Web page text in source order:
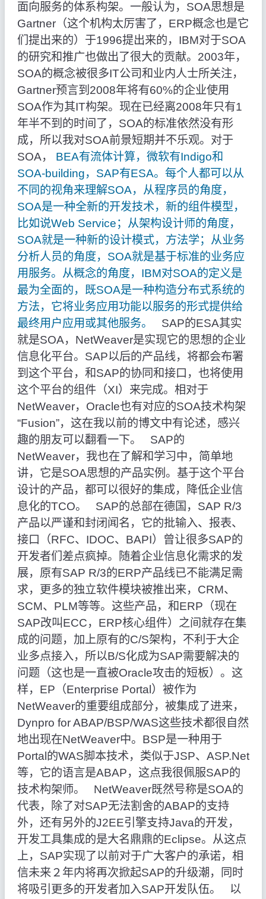
面向服务的体系构架。一般认为，SOA思想是
Gartner（这个机构太厉害了，ERP概念也是它
们提出来的）于1996提出来的，IBM对于SOA
的研究和推广也做出了很大的贡献。2003年，
SOA的概念被很多IT公司和业内人士所关注，
Gartner预言到2008年将有60%的企业使用
SOA作为其IT构架。现在已经离2008年只有1
年半不到的时间了，SOA的标准依然没有形
成，所以我对SOA前景短期并不乐观。对于
SOA， BEA有流体计算，微软有Indigo和
SOA-building，SAP有ESA。每个人都可以从
不同的视角来理解SOA，从程序员的角度，
SOA是一种全新的开发技术，新的组件模型，
比如说Web Service；从架构设计师的角度，
SOA就是一种新的设计模式，方法学；从业务
分析人员的角度，SOA就是基于标准的业务应
用服务。从概念的角度，IBM对SOA的定义是
最为全面的，既SOA是一种构造分布式系统的
方法，它将业务应用功能以服务的形式提供给
最终用户应用或其他服务。
SAP的ESA其实
就是SOA，NetWeaver是实现它的思想的企业
信息化平台。SAP以后的产品线，将都会布署
到这个平台，和SAP的协同和接口，也将使用
这个平台的组件（XI）来完成。相对于
NetWeaver，Oracle也有对应的SOA技术构架
“Fusion”，这在我以前的博文中有论述，感兴
趣的朋友可以翻看一下。 SAP的
NetWeaver，我也在了解和学习中，简单地
讲，它是SOA思想的产品实例。基于这个平台
设计的产品，都可以很好的集成，降低企业信
息化的TCO。 SAP的总部在德国，SAP R/3
产品以严谨和封闭闻名，它的批输入、报表、
接口（RFC、IDOC、BAPI）曾让很多SAP的
开发者们差点疯掉。随着企业信息化需求的发
展，原有SAP R/3的ERP产品线已不能满足需
求，更多的独立软件模块被推出来，CRM、
SCM、PLM等等。这些产品，和ERP（现在
SAP改叫ECC，ERP核心组件）之间就存在集
成的问题，加上原有的C/S架构，不利于大企
业多点接入，所以B/S化成为SAP需要解决的
问题（这也是一直被Oracle攻击的短板）。这
样，EP（Enterprise Portal）被作为
NetWeaver的重要组成部分，被集成了进来，
Dynpro for ABAP/BSP/WAS这些技术都很自然
地出现在NetWeaver中。BSP是一种用于
Portal的WAS脚本技术，类似于JSP、ASP.Net
等，它的语言是ABAP，这点我很佩服SAP的
技术构架师。 NetWeaver既然号称是SOA的
代表，除了对SAP无法割舍的ABAP的支持
外，还有另外的J2EE引擎支持Java的开发，
开发工具集成的是大名鼎鼎的Eclipse。从这点
上，SAP实现了以前对于广大客户的承诺，相
信未来２年内将再次掀起SAP的升级潮，同时
将吸引更多的开发者加入SAP开发队伍。 以